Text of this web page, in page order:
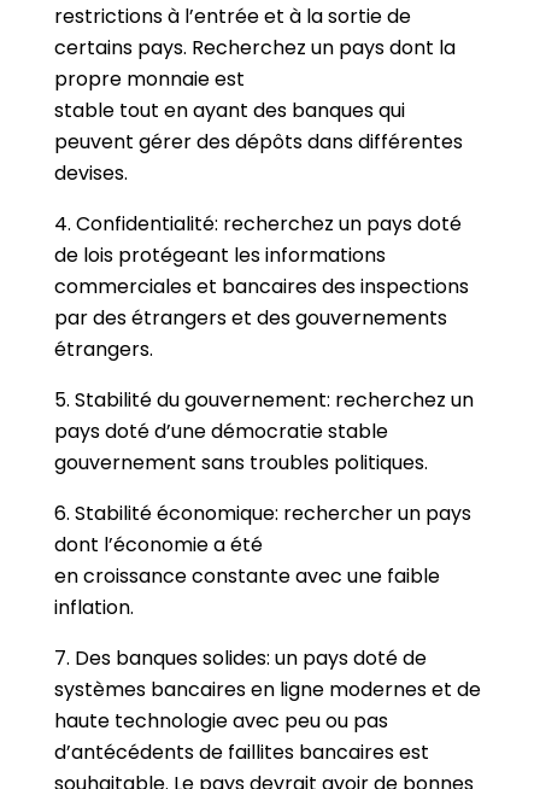
restrictions à l’entrée et à la sortie de
certains pays. Recherchez un pays dont la
propre monnaie est
stable tout en ayant des banques qui
peuvent gérer des dépôts dans différentes
devises.
4. Confidentialité: recherchez un pays doté
de lois protégeant les informations
commerciales et bancaires des inspections
par des étrangers et des gouvernements
étrangers.
5. Stabilité du gouvernement: recherchez un
pays doté d’une démocratie stable
gouvernement sans troubles politiques.
6. Stabilité économique: rechercher un pays
dont l’économie a été
en croissance constante avec une faible
inflation.
7. Des banques solides: un pays doté de
systèmes bancaires en ligne modernes et de
haute technologie avec peu ou pas
d’antécédents de faillites bancaires est